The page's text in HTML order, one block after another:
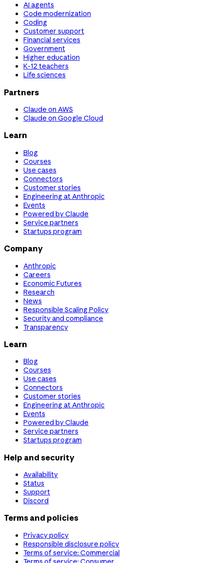
AI agents
Code modernization
Coding
Customer support
Financial services
Government
Higher education
K-12 teachers
Life sciences
Partners
Claude on AWS
Claude on Google Cloud
Learn
Blog
Courses
Use cases
Connectors
Customer stories
Engineering at Anthropic
Events
Powered by Claude
Service partners
Startups program
Company
Anthropic
Careers
Economic Futures
Research
News
Responsible Scaling Policy
Security and compliance
Transparency
Learn
Blog
Courses
Use cases
Connectors
Customer stories
Engineering at Anthropic
Events
Powered by Claude
Service partners
Startups program
Help and security
Availability
Status
Support
Discord
Terms and policies
Privacy policy
Responsible disclosure policy
Terms of service: Commercial